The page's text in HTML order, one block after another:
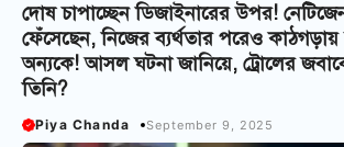
দোষ চাপাচ্ছেন ডিজাইনারের উপর!
ফেঁসেছেন, নিজের ব্যর্থতার পরেও
অন্যকে! আসল ঘটনা জানিয়ে, ট্রোলের
তিনি?
Piya Chanda September 9, 2025